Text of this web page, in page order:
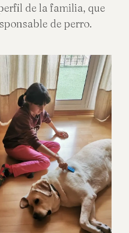
de la familia, que
de perro.